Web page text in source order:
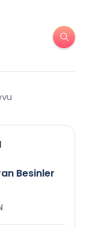
Besinler